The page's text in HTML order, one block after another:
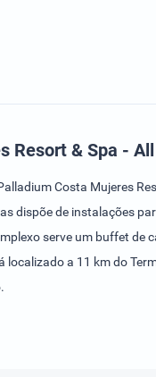
Resort & Spa -
Costa Mujeres
dispõe de instalações
serve um buffet
a 11 km do